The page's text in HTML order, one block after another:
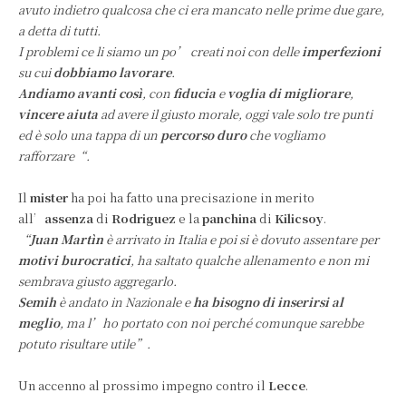
avuto indietro qualcosa che ci era mancato nelle prime due gare,
a detta di tutti.
I problemi ce li siamo un po’ creati noi con delleimperfezioni
su cuidobbiamo lavorare.
Andiamo avanti così, confiducia evoglia di migliorare,
vincere aiuta ad avere il giusto morale, oggi vale solo tre punti
ed è solo una tappa di un percorso duroche vogliamo
rafforzare“.
Il mister ha poi ha fatto una precisazione in merito
all’ assenzadi Rodriguez e lapanchinadi Kilicsoy.
“Juan Martìn è arrivato in Italia e poi si è dovuto assentare per
motivi burocratici, ha saltato qualche allenamento e non mi
sembrava giusto aggregarlo.
Semih è andato in Nazionale eha bisogno di inserirsi al
meglio, ma l’ho portato con noi perché comunque sarebbe
potuto risultare utile”.
Un accenno al prossimo impegno contro il Lecce.